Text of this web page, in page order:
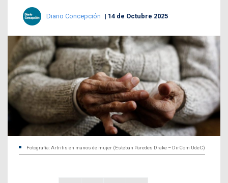
Diario Concepción 14 de Octubre 2025
Fotografía: Artritis en manos de mujer (Esteban Paredes Drake – DirCom UdeC)